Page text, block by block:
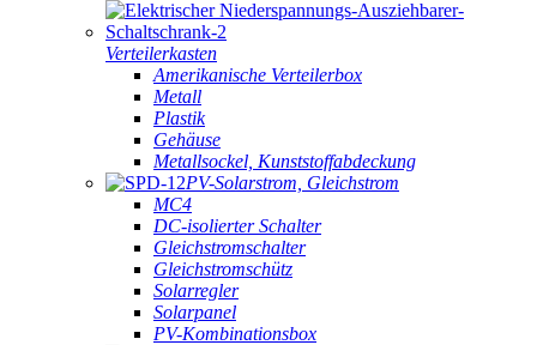
Verteilerkasten
Amerikanische Verteilerbox
Metall
Plastik
Gehäuse
Metallsockel, Kunststoffabdeckung
PV-Solarstrom, Gleichstrom
MC4
DC-isolierter Schalter
Gleichstromschalter
Gleichstromschütz
Solarregler
Solarpanel
PV-Kombinationsbox